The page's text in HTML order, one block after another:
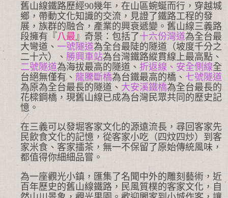
舊山線鐵路歷經90幾年，在山區蜿蜒而行，穿越城
鄉，帶動文化知識的交流，見證了鐵路工程的發
展，族群的融合，產業的興衰遞變。舊山線三義路
段擁有『八最 』奇景：包括了十六份灣道為全台最
大彎道、 一號隧道為全台最陡的隧道（坡度千分之
二十六）、 勝興車站為台灣鐵路縱貫線上最高點、
二號隧道為海拔最高的隧道、 折返線、安全側線全
台絕無僅有、 龍騰斷橋為台鐵最高的橋、 七號隧道
為原為全台最長的隧道、 大安溪鐵橋為全台最長的
花樑鋼橋，現舊山線已成為台灣民眾共同的歷史記
憶。
在三義可以發堀客家文化的源遠流長，尋回客家先
民飲食文化的記憶，從客家小吃（四炆四炒）到客
家米食、客家擂茶，無一不保留了原始傳統風味，
都值得你細細品嘗。
為一座觀光小鎮，匯集了名聞中外的雕刻藝術，近
百年歷史的舊山線鐵路，民風質樸的客家文化，自